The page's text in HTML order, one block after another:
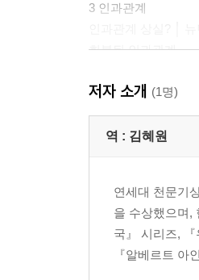
3 인과관계
회복된 인과관계
4 팽창과 수축
실례지만, 지금 몇
아인슈타인
시공 간격 │ 원과
6 에너지와 운동량
움직이는 입자 │ E
저자 소개 (1명)
역 : 김혜원
연세대 천문기
을 수상했으며,
국』 시리즈,
『알베르트 아